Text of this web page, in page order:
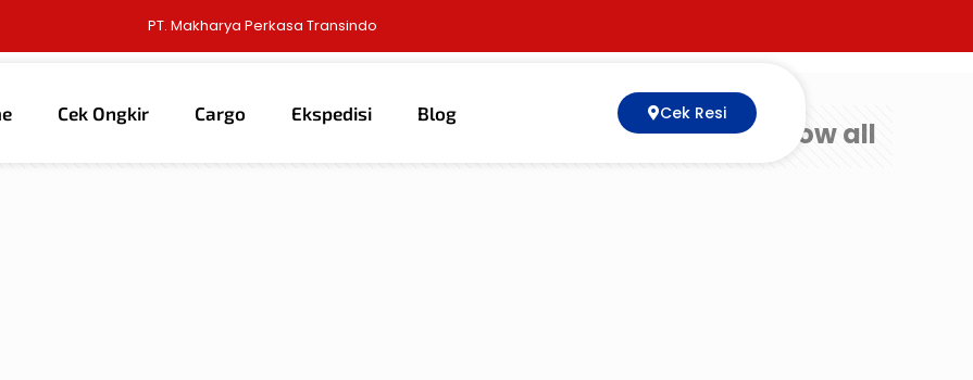
PT. Makharya Perkasa Transindo
Cek Ongkir Cargo Ekspedisi Blog Cek Resi
Show all